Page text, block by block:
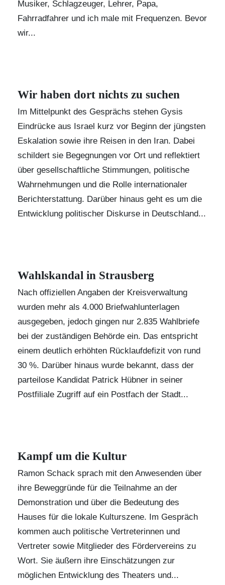
Musiker, Schlagzeuger, Lehrer, Papa,
Fahrradfahrer und ich male mit Frequenzen. Bevor
wir...
Wir haben dort nichts zu suchen
Im Mittelpunkt des Gesprächs stehen Gysis
Eindrücke aus Israel kurz vor Beginn der jüngsten
Eskalation sowie ihre Reisen in den Iran. Dabei
schildert sie Begegnungen vor Ort und reflektiert
über gesellschaftliche Stimmungen, politische
Wahrnehmungen und die Rolle internationaler
Berichterstattung. Darüber hinaus geht es um die
Entwicklung politischer Diskurse in Deutschland...
Wahlskandal in Strausberg
Nach offiziellen Angaben der Kreisverwaltung
wurden mehr als 4.000 Briefwahlunterlagen
ausgegeben, jedoch gingen nur 2.835 Wahlbriefe
bei der zuständigen Behörde ein. Das entspricht
einem deutlich erhöhten Rücklaufdefizit von rund
30 %. Darüber hinaus wurde bekannt, dass der
parteilose Kandidat Patrick Hübner in seiner
Postfiliale Zugriff auf ein Postfach der Stadt...
Kampf um die Kultur
Ramon Schack sprach mit den Anwesenden über
ihre Beweggründe für die Teilnahme an der
Demonstration und über die Bedeutung des
Hauses für die lokale Kulturszene. Im Gespräch
kommen auch politische Vertreterinnen und
Vertreter sowie Mitglieder des Fördervereins zu
Wort. Sie äußern ihre Einschätzungen zur
möglichen Entwicklung des Theaters und...